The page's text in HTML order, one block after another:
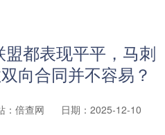
都表现平平，马刺
向合同并不容易？
：倍查网
日期：2025-12-10